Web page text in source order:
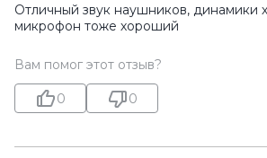
Отличный звук наушников, динамики
микрофон тоже хороший
Вам помог этот отзыв?
0 0